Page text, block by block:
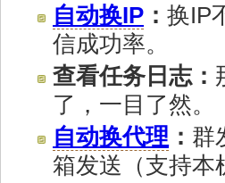
自动换IP ： 换IP
信成功率。
查看任务日志：
了，一目了然。
自动换代理 ： 群
箱发送（支持本